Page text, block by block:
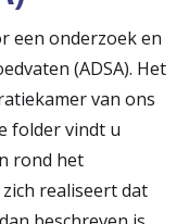
e
n
een onderzoek en
(ADSA). Het
van ons
folder vindt u
rond het
realiseert dat